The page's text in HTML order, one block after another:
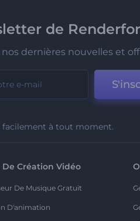
de
dernières nouvelles et
facilement à tout moment.
De Création Vidéo
De Musique Gratuit
D'animation